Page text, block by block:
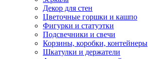
Декор для стен
Цветочные горшки и кашпо
Фигурки и статуэтки
Подсвечники и свечи
Корзины, коробки, контейнеры
Шкатулки и держатели